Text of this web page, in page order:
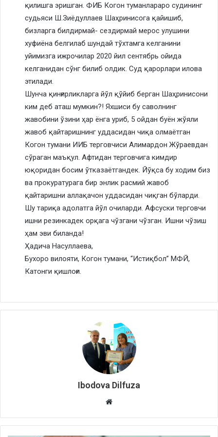
қилишга эришган. ФИБ Когон туманлараро судининг
судьяси Ш.Зиёдуллаев Шаҳринисога қайишиб,
бизларга билдирмай- сездирмай мерос улушини
хуфиёна белгилаб шундай тўхтамга келганини
уйимизга ижрочилар 2020 йил сентябрь ойида
келганидан сўнг билиб олдик. Суд қарорлари илова
этилади.
Шунча қинғирликларга йўл қўйиб берган Шаҳринисони
ким деб аташ мумкин?! Яхшиси бу саволнинг
жавобини ўзини ҳар ёнга уриб, 5 ойдан буён жўяли
жавоб қайтаришнинг уддасидан чиқа олмаётган
Когон тумани ИИБ терговчиси Алимардон Жўраевдан
сўраган маъқул. Афтидан терговчига кимдир
юқоридан босим ўтказаётгандек. Йўқса бу ходим биз
ва прокуратурага бир энлик расмий жавоб
қайтаришни аллақачон уддасидан чиқган бўларди.
Шу тариқа адолатга йўл очиларди. Афсуски терговчи
ишни резинкадек орқага чўзгани чўзган. Ишни чўзиш
ҳам эви биланда!
Ҳадича Насуллаева,
Бухоро вилояти, Когон тумани, “Истиқбол” МФЙ,
Катонги қишлоғи.
Ibodova Dilfuza
Website